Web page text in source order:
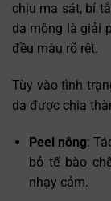
chịu ma sát, bí
da mông là giải
đều màu rõ rệt.
Tùy vào tình
da được chia
Peel nông:
bỏ tế bào
nhạy cảm.